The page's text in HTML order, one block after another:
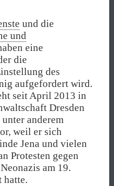
und die
und
eine
die
des
aufgefordert wird.
seit April 2013 in
Dresden
anderem
weil er sich
Jena und vielen
Protesten gegen
am 19.
hatte.